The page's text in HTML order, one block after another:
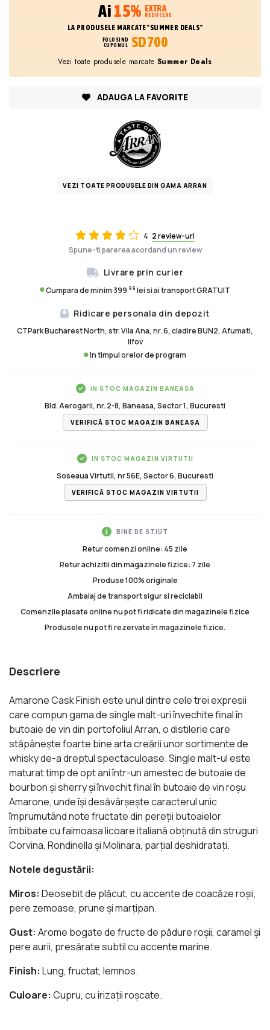
4 2 review-uri
Spune-ti parerea acordand un review
Livrare prin curier
Cumpara de minim 399 99 lei si ai transport GRATUIT
Ridicare personala din depozit
CTPark Bucharest North, str. Vila Ana, nr. 6, cladire BUN2, Afumati,
Ilfov
In timpul orelor de program
IN STOC MAGAZIN BANEASA
Bld. Aerogarii, nr. 2-8, Baneasa, Sector 1, Bucuresti
VERIFICĂ STOC MAGAZIN BANEASA
IN STOC MAGAZIN VIRTUTII
Soseaua Virtutii, nr 56E, Sector 6, Bucuresti
VERIFICĂ STOC MAGAZIN VIRTUTII
BINE DE STIUT
Retur comenzi online: 45 zile
Retur achizitii din magazinele fizice: 7 zile
Produse 100% originale
Ambalaj de transport sigur si reciclabil
Comenzile plasate online nu pot fi ridicate din magazinele fizice
Produsele nu pot fi rezervate în magazinele fizice.
Ai15% EXTRA
REDUCERE
LA PRODUSELE MARCATE "SUMMER DEALS"
FOLOSIND
CUPONUL
SD700
Vezi toate produsele marcate Summer Deals
ADAUGA LA FAVORITE
VEZI TOATE PRODUSELE DIN GAMA ARRAN
Descriere
Amarone Cask Finish este unul dintre cele trei expresii
care compun gama de single malt-uri învechite final în
butoaie de vin din portofoliul Arran, o distilerie care
stăpâneşte foarte bine arta creării unor sortimente de
whisky de-a dreptul spectaculoase. Single malt-ul este
maturat timp de opt ani într-un amestec de butoaie de
bourbon şi sherry şi învechit final în butoaie de vin roşu
Amarone, unde îşi desăvârşeşte caracterul unic
împrumutând note fructate din pereţii butoaielor
îmbibate cu faimoasa licoare italiană obţinută din struguri
Corvina, Rondinella şi Molinara, parţial deshidrataţi.
Notele degustării:
Miros: Deosebit de plăcut, cu accente de coacăze roşii,
pere zemoase, prune şi marţipan.
Gust: Arome bogate de fructe de pădure roşii, caramel şi
pere aurii, presărate subtil cu accente marine.
Finish: Lung, fructat, lemnos.
Culoare: Cupru, cu irizaţii roşcate.